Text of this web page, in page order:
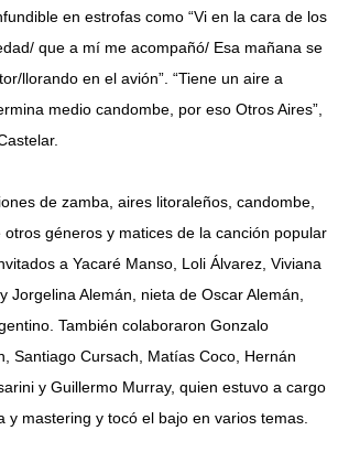
en estrofas como “Vi en la cara de los
que a mí me acompañó/ Esa mañana se
llorando en el avión”. “Tiene un aire a
medio candombe, por eso Otros Aires”,
de zamba, aires litoraleños, candombe,
géneros y matices de la canción popular
a Yacaré Manso, Loli Álvarez, Viviana
Jorgelina Alemán, nieta de Oscar Alemán,
También colaboraron Gonzalo
Santiago Cursach, Matías Coco, Hernán
y Guillermo Murray, quien estuvo a cargo
y mastering y tocó el bajo en varios temas.